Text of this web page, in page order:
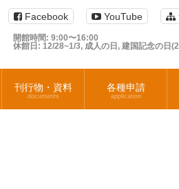
Facebook YouTube
開館時間: 9:00〜16:00
休館日: 12/28~1/3, 成人の日, 建国記念の日
刊行物・資料
documents
各種申請
application